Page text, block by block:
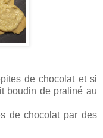
de chocolat et si
boudin de praliné au
de chocolat par des